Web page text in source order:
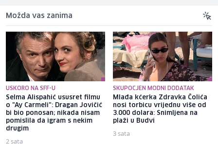
Možda vas zanima
USKORO NA SFF-U
Selma Alispahić ususret filmu
o "Ay Carmeli": Dragan Jovičić
bi bio ponosan; nikada nisam
pomislila da igram s nekim
drugim
2 sata
SKUPOCJEN MODNI DODATAK
Mlađa kćerka Zdravka Čolića
nosi torbicu vrijednu više od
3.000 dolara: Snimljena na
plaži u Budvi
3 sata